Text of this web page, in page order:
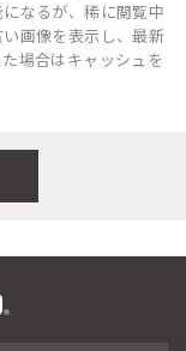
なるが、稀に閲覧中
画像を表示し、最新
場合はキャッシュを